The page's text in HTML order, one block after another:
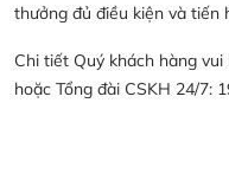
thưởng đủ điều kiện và tiến
Chi tiết Quý khách hàng
hoặc Tổng đài CSKH 24/7: